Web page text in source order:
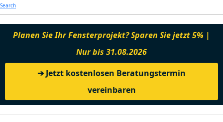
Search
Planen Sie Ihr Fensterprojekt? Sparen Sie jetzt 5% |
Nur bis 31.08.2026
➔ Jetzt kostenlosen Beratungstermin
vereinbaren